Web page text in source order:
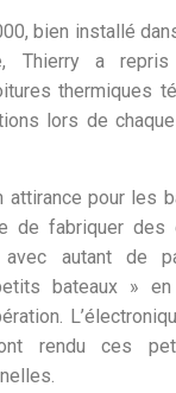
bien installé
Thierry a
thermiques
lors de
attirance pour les
de fabriquer des
avec autant de
bateaux »
rendu ces